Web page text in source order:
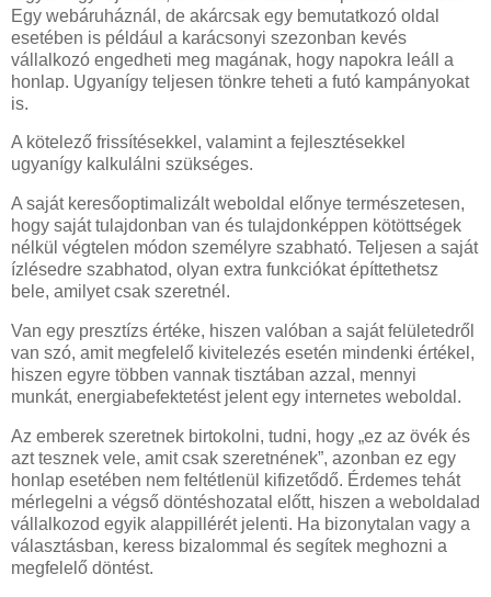
Egy webáruháznál, de akárcsak egy bemutatkozó oldal
esetében is például a karácsonyi szezonban kevés
vállalkozó engedheti meg magának, hogy napokra leáll a
honlap. Ugyanígy teljesen tönkre teheti a futó kampányokat
is.
A kötelező frissítésekkel, valamint a fejlesztésekkel
ugyanígy kalkulálni szükséges.
A saját keresőoptimalizált weboldal előnye természetesen,
hogy saját tulajdonban van és tulajdonképpen kötöttségek
nélkül végtelen módon személyre szabható. Teljesen a saját
ízlésedre szabhatod, olyan extra funkciókat építtethetsz
bele, amilyet csak szeretnél.
Van egy presztízs értéke, hiszen valóban a saját felületedről
van szó, amit megfelelő kivitelezés esetén mindenki értékel,
hiszen egyre többen vannak tisztában azzal, mennyi
munkát, energiabefektetést jelent egy internetes weboldal.
Az emberek szeretnek birtokolni, tudni, hogy „ez az övék és
azt tesznek vele, amit csak szeretnének”, azonban ez egy
honlap esetében nem feltétlenül kifizetődő. Érdemes tehát
mérlegelni a végső döntéshozatal előtt, hiszen a weboldalad
vállalkozod egyik alappillérét jelenti. Ha bizonytalan vagy a
választásban, keress bizalommal és segítek meghozni a
megfelelő döntést.